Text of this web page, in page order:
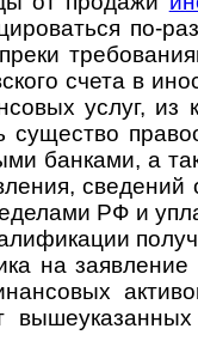
по-­
счета в
услуг,
суще­ство
бан­ками, а
РФ и
на